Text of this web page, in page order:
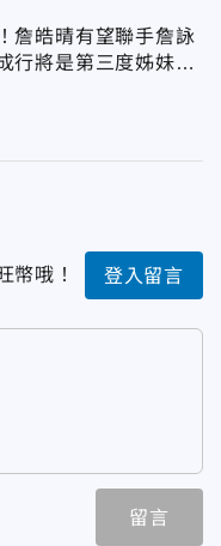
詹皓晴有望聯手詹詠
將是第三度姊妹聯
幣哦！ 登入留言
留言